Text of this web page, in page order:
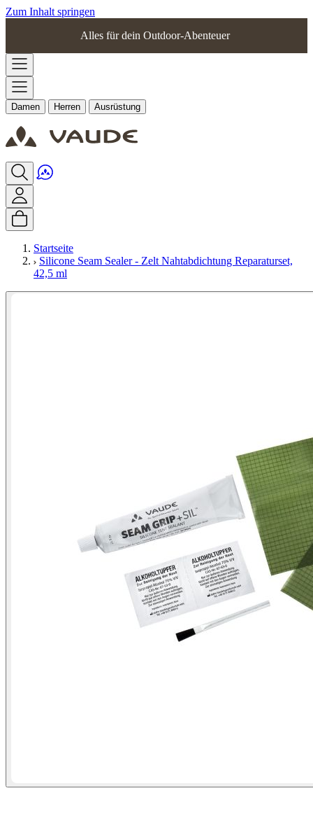
Zum Inhalt springen
Alles für dein Outdoor-Abenteuer
Damen Herren Ausrüstung
Startseite
Silicone Seam Sealer - Zelt Nahtabdichtung Reparaturset,
42,5 ml